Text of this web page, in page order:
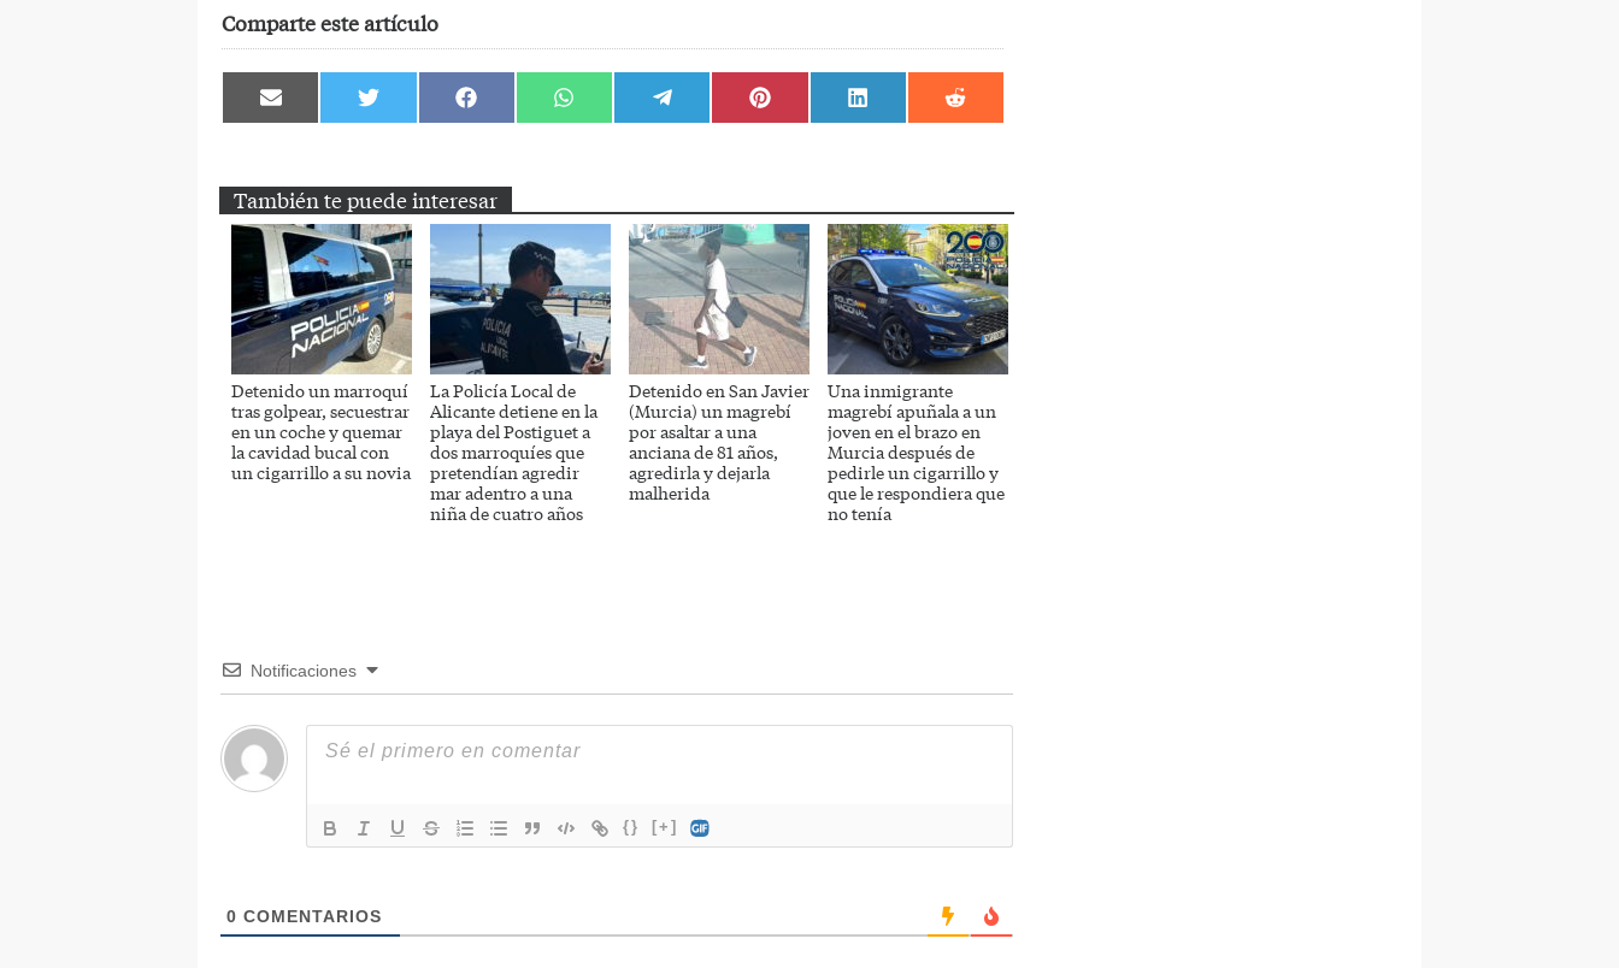
Comparte este artículo
Compartir
en
Compartir
en
Compartir
en
Compartir
en
Compartir
en
Compartir
en
Compartir
en
Compartir
en
También te puede interesar
Detenido un marroquí
tras golpear, secuestrar
en un coche y quemar
la cavidad bucal con
un cigarrillo a su novia
La Policía Local de
Alicante detiene en la
playa del Postiguet a
dos marroquíes que
pretendían agredir
mar adentro a una
niña de cuatro años
Detenido en San Javier
(Murcia) un magrebí
por asaltar a una
anciana de 81 años,
agredirla y dejarla
malherida
Una inmigrante
magrebí apuñala a un
joven en el brazo en
Murcia después de
pedirle un cigarrillo y
que le respondiera que
no tenía
Notificaciones
{} [+]
0 COMENTARIOS